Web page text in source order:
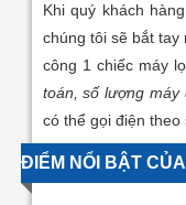
Khi quý khách
chúng tôi sẽ bắt
công 1 chiếc máy
toán, số lượng máy
có thể gọi điện
ĐIỂM NỔI BẬT